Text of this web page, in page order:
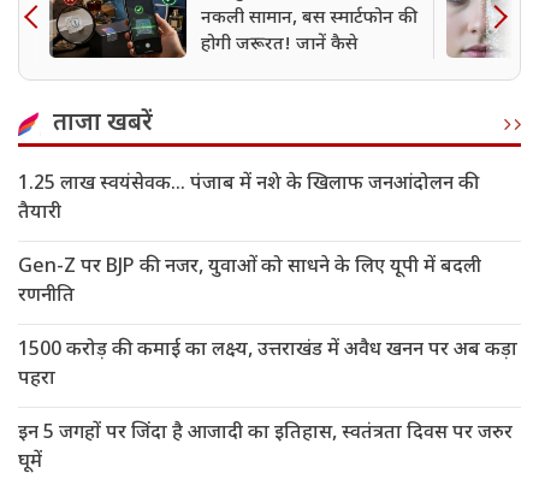
नकली सामान, बस स्मार्टफोन की
होगी जरूरत! जानें कैसे
ताजा खबरें
1.25 लाख स्वयंसेवक... पंजाब में नशे के खिलाफ जनआंदोलन की
तैयारी
Gen-Z पर BJP की नजर, युवाओं को साधने के लिए यूपी में बदली
रणनीति
1500 करोड़ की कमाई का लक्ष्य, उत्तराखंड में अवैध खनन पर अब कड़ा
पहरा
इन 5 जगहों पर जिंदा है आजादी का इतिहास, स्वतंत्रता दिवस पर जरुर
घूमें